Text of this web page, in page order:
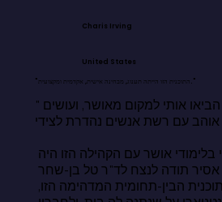
Charis Irving
United States
"התוכנית הזו הייתה תענוג, מבחינה אישית, אקדמית ומקצועית."
"החיים שלי באמת הביאו אותי למקום מאושר, ועושים
אוהב עם רשת אנשים נהדרת לצידי.
משמעותי מאוד. אני אסיר תודה לנצח לד"ר טל בן-שחר